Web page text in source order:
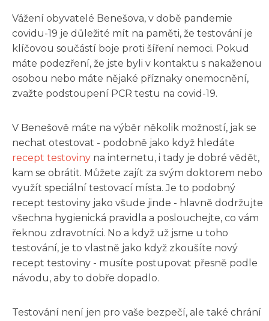
Vážení obyvatelé Benešova, v době pandemie
covidu-19 je důležité mít na paměti, že testování je
klíčovou součástí boje proti šíření nemoci. Pokud
máte podezření, že jste byli v kontaktu s nakaženou
osobou nebo máte nějaké příznaky onemocnění,
zvažte podstoupení PCR testu na covid-19.
V Benešově máte na výběr několik možností, jak se
nechat otestovat - podobně jako když hledáte
recept testoviny na internetu, i tady je dobré vědět,
kam se obrátit. Můžete zajít za svým doktorem nebo
využít speciální testovací místa. Je to podobný
recept testoviny jako všude jinde - hlavně dodržujte
všechna hygienická pravidla a poslouchejte, co vám
řeknou zdravotníci. No a když už jsme u toho
testování, je to vlastně jako když zkoušíte nový
recept testoviny - musíte postupovat přesně podle
návodu, aby to dobře dopadlo.
Testování není jen pro vaše bezpečí, ale také chrání